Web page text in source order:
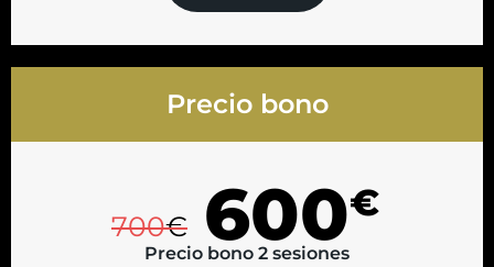
Precio bono
700€ 600€
Precio bono 2 sesiones